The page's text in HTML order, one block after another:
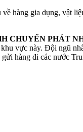
hàng gia dụng, vật
CHUYỂN PHÁT
vực này. Đội ngũ
hàng đi các nước